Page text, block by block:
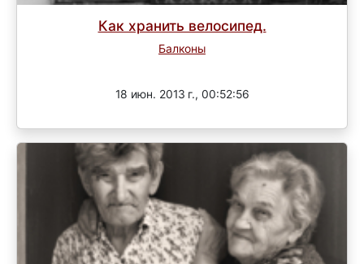
Как хранить велосипед.
Балконы
18 июн. 2013 г., 00:52:56